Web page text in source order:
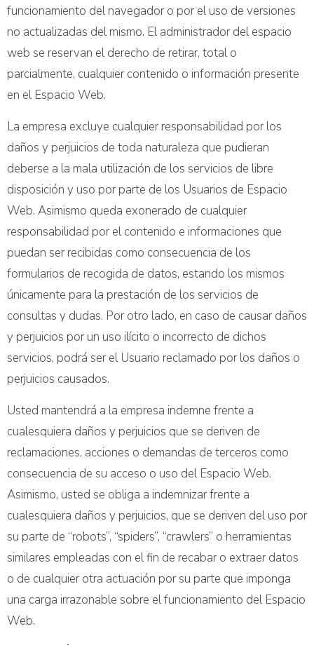
funcionamiento del navegador o por el uso de versiones
no actualizadas del mismo. El administrador del espacio
web se reservan el derecho de retirar, total o
parcialmente, cualquier contenido o información presente
en el Espacio Web.
La empresa excluye cualquier responsabilidad por los
daños y perjuicios de toda naturaleza que pudieran
deberse a la mala utilización de los servicios de libre
disposición y uso por parte de los Usuarios de Espacio
Web. Asimismo queda exonerado de cualquier
responsabilidad por el contenido e informaciones que
puedan ser recibidas como consecuencia de los
formularios de recogida de datos, estando los mismos
únicamente para la prestación de los servicios de
consultas y dudas. Por otro lado, en caso de causar daños
y perjuicios por un uso ilícito o incorrecto de dichos
servicios, podrá ser el Usuario reclamado por los daños o
perjuicios causados.
Usted mantendrá a la empresa indemne frente a
cualesquiera daños y perjuicios que se deriven de
reclamaciones, acciones o demandas de terceros como
consecuencia de su acceso o uso del Espacio Web.
Asimismo, usted se obliga a indemnizar frente a
cualesquiera daños y perjuicios, que se deriven del uso por
su parte de “robots”, “spiders”, “crawlers” o herramientas
similares empleadas con el fin de recabar o extraer datos
o de cualquier otra actuación por su parte que imponga
una carga irrazonable sobre el funcionamiento del Espacio
Web.